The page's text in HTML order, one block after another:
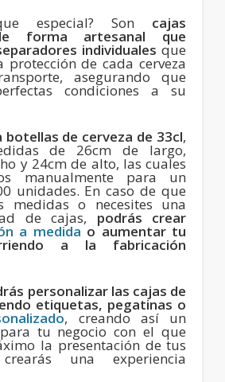
especial? Son cajas
forma artesanal que
individuales que
protección de cada cerveza
asegurando que
condiciones a su
botellas de cerveza de 33cl,
de 26cm de largo,
y 24cm de alto, las cuales
manualmente para un
unidades. En caso de que
medidas o necesites una
de cajas, podrás crear
a medidao aumentar tu
a la fabricación
personalizar las cajas de
etiquetas, pegatinas o
, creando así un
tu negocio con el que
la presentación de tus
una experiencia